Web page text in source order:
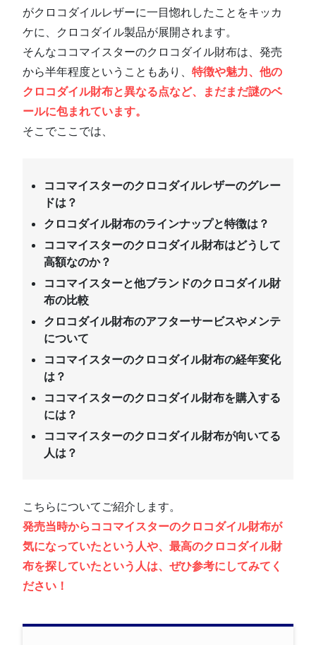
がクロコダイルレザーに一目惚れしたことをキッカ
ケに、クロコダイル製品が展開されます。
そんなココマイスターのクロコダイル財布は、発売
から半年程度ということもあり、特徴や魅力、他の
クロコダイル財布と異なる点など、まだまだ謎のベ
ールに包まれています。
そこでここでは、
ココマイスターのクロコダイルレザーのグレー
ドは？
クロコダイル財布のラインナップと特徴は？
ココマイスターのクロコダイル財布はどうして
高額なのか？
ココマイスターと他ブランドのクロコダイル財
布の比較
クロコダイル財布のアフターサービスやメンテ
について
ココマイスターのクロコダイル財布の経年変化
は？
ココマイスターのクロコダイル財布を購入する
には？
ココマイスターのクロコダイル財布が向いてる
人は？
こちらについてご紹介します。
発売当時からココマイスターのクロコダイル財布が
気になっていたという人や、最高のクロコダイル財
布を探していたという人は、ぜひ参考にしてみてく
ださい！